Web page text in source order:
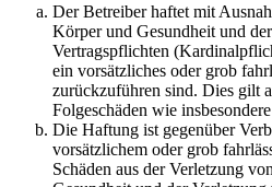
Der Betreiber haftet mit
Körper und Gesundheit und
Vertragspflichten
ein vorsätzliches oder grob
zurückzuführen sind. Dies gilt
Folgeschäden wie
Die Haftung ist gegenüber
vorsätzlichem oder grob
Schäden aus der Verletzung